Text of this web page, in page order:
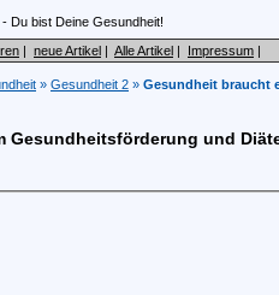
| neue Artikel | Alle Artikel | Impressum |
» Gesundheit 2 » Gesundheit braucht
Gesundheitsförderung und